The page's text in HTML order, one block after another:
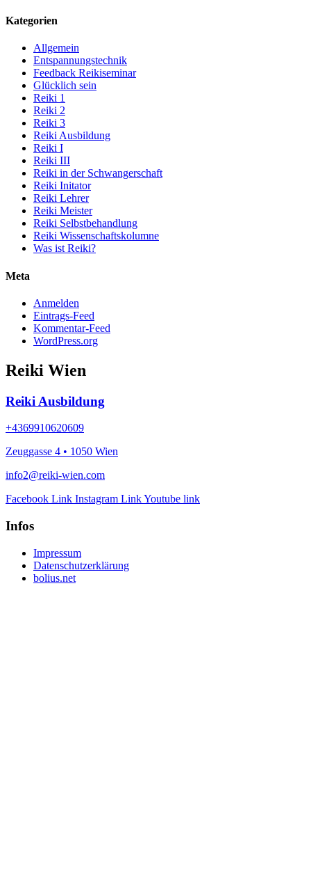
Kategorien
Allgemein
Entspannungstechnik
Feedback Reikiseminar
Glücklich sein
Reiki 1
Reiki 2
Reiki 3
Reiki Ausbildung
Reiki I
Reiki III
Reiki in der Schwangerschaft
Reiki Initator
Reiki Lehrer
Reiki Meister
Reiki Selbstbehandlung
Reiki Wissenschaftskolumne
Was ist Reiki?
Meta
Anmelden
Eintrags-Feed
Kommentar-Feed
WordPress.org
Reiki Wien
Reiki Ausbildung
+4369910620609
Zeuggasse 4 • 1050 Wien
info2@reiki-wien.com
Facebook Link Instagram LinkYoutube link
Infos
Impressum
Datenschutzerklärung
bolius.net